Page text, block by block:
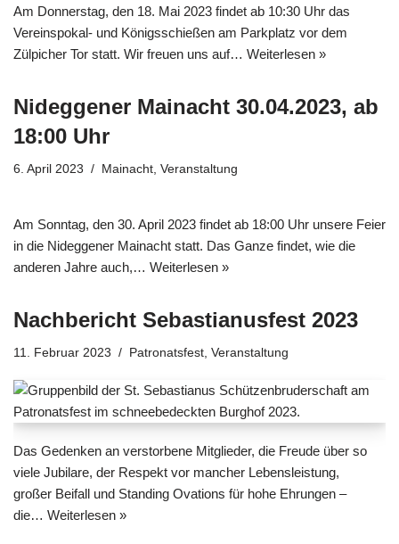
Am Donnerstag, den 18. Mai 2023 findet ab 10:30 Uhr das
Vereinspokal- und Königsschießen am Parkplatz vor dem
Zülpicher Tor statt. Wir freuen uns auf… Weiterlesen »
Nideggener Mainacht 30.04.2023, ab
18:00 Uhr
6. April 2023 Mainacht Veranstaltung
Am Sonntag, den 30. April 2023 findet ab 18:00 Uhr unsere Feier
in die Nideggener Mainacht statt. Das Ganze findet, wie die
anderen Jahre auch,… Weiterlesen »
Nachbericht Sebastianusfest 2023
11. Februar 2023 Patronatsfest Veranstaltung
Das Gedenken an verstorbene Mitglieder, die Freude über so
viele Jubilare, der Respekt vor mancher Lebensleistung,
großer Beifall und Standing Ovations für hohe Ehrungen –
die… Weiterlesen »